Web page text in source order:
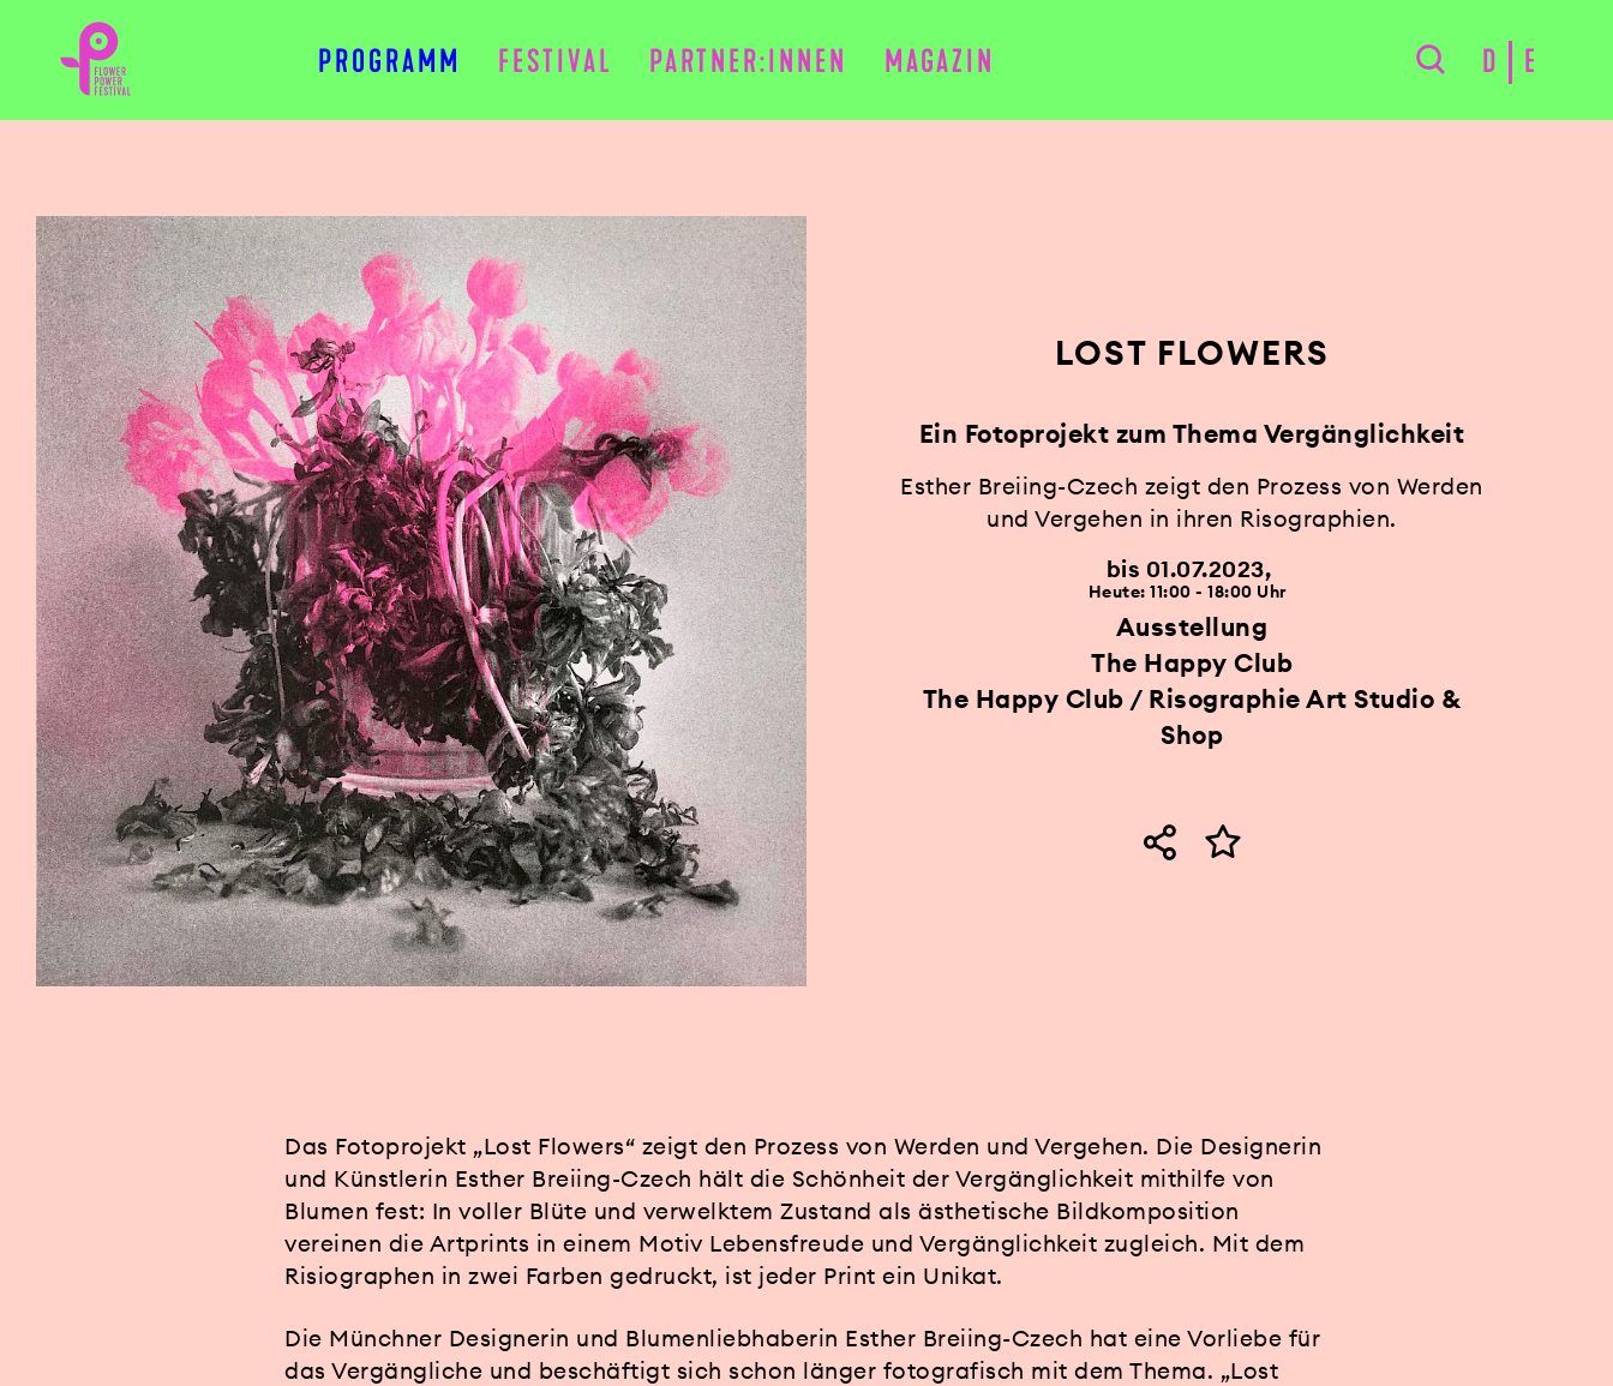
PROGRAMM FESTIVAL PARTNER:INNEN MAGAZIN D E
LOST FLOWERS
Ein Fotoprojekt zum Thema Vergänglichkeit
Esther Breiing-Czech zeigt den Prozess von Werden
und Vergehen in ihren Risographien.
bis 01.07.2023
Heute: 11:00 - 18:00 Uhr
Ausstellung
The Happy Club
The Happy Club / Risographie Art Studio &
Shop
Das Fotoprojekt „Lost Flowers“ zeigt den Prozess von Werden und Vergehen. Die Designerin
und Künstlerin Esther Breiing-Czech hält die Schönheit der Vergänglichkeit mithilfe von
Blumen fest: In voller Blüte und verwelktem Zustand als ästhetische Bildkomposition
vereinen die Artprints in einem Motiv Lebensfreude und Vergänglichkeit zugleich. Mit dem
Risiographen in zwei Farben gedruckt, ist jeder Print ein Unikat.
Die Münchner Designerin und Blumenliebhaberin Esther Breiing-Czech hat eine Vorliebe für
das Vergängliche und beschäftigt sich schon länger fotografisch mit dem Thema. „Lost